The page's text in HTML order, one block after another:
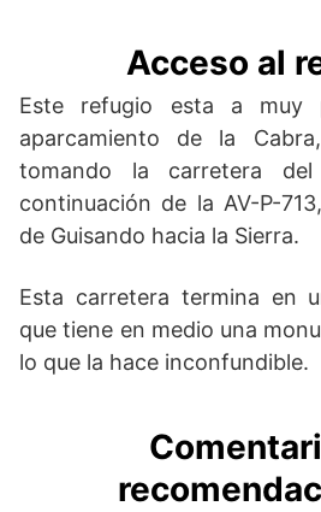
Acceso al
Este refugio esta a muy
aparcamiento de la
tomando la carretera
continuación de la AV-P-
de Guisando hacia la Sierra.
Esta carretera termina en
que tiene en medio una
lo que la hace inconfundible.